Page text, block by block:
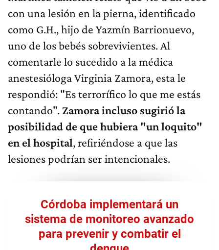
con una lesión en la pierna, identificado
como G.H., hijo de Yazmín Barrionuevo,
uno de los bebés sobrevivientes. Al
comentarle lo sucedido a la médica
anestesióloga Virginia Zamora, esta le
respondió: "Es terrorífico lo que me estás
contando". Zamora incluso sugirió la
posibilidad de que hubiera "un loquito"
en el hospital, refiriéndose a que las
lesiones podrían ser intencionales.
Córdoba implementará un
sistema de monitoreo avanzado
para prevenir y combatir el